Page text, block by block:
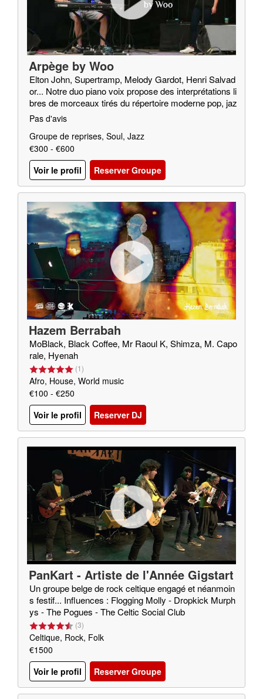
Arpège by Woo
Elton John, Supertramp, Melody Gardot, Henri Salvad
or... Notre duo piano voix propose des interprétations li
bres de morceaux tirés du répertoire moderne pop, jaz
z, soul…
Pas d'avis
Groupe de reprises, Soul, Jazz
€300 - €600
Voir le profil
Reserver Groupe
Hazem Berrabah
MoBlack, Black Coffee, Mr Raoul K, Shimza, M. Capo
rale, Hyenah
(1)
Afro, House, World music
€100 - €250
Voir le profil
Reserver DJ
PanKart - Artiste de l'Année Gigstart
er 2020
Un groupe belge de rock celtique engagé et néanmoin
s festif... Influences : Flogging Molly - Dropkick Murph
ys - The Pogues - The Celtic Social Club
(3)
Celtique, Rock, Folk
€1500
Voir le profil
Reserver Groupe